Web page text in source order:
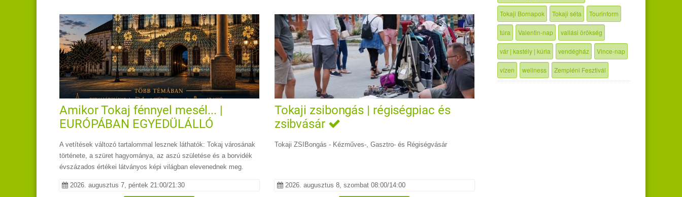
Amikor Tokaj fénnyel mesél... |
EURÓPÁBAN EGYEDÜLÁLLÓ
A vetítések változó tartalommal lesznek láthatók: Tokaj városának
története, a szüret hagyománya, az aszú születése és a borvidék
évszázados értékei látványos képi világban elevenednek meg.
2026. augusztus 7, péntek 21:00/21:30
Tokaji zsibongás | régiségpiac és
zsibvásár
Tokaji ZSIBongás - Kézműves-, Gasztro- és Régiségvásár
2026. augusztus 8, szombat 08:00/14:00
Tokaji Bornapok Tokaji séta Tourinform
túra Valentin-nap vallási örökség
vár | kastély | kúria vendégház Vince-nap
vízen wellness Zempléni Fesztivál